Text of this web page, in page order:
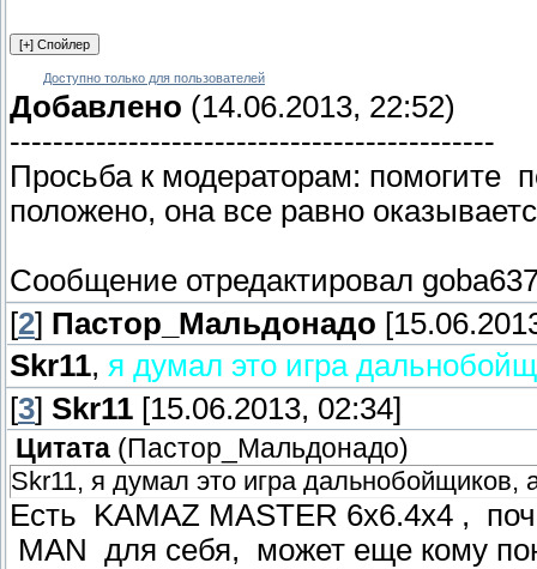
Доступно только для пользователей
Добавлено (14.06.2013, 22:52)
---------------------------------------------
Просьба к модераторам: помогите
положено, она все равно
Сообщение отредактировал
[2] Пастор_Мальдонадо
Skr11, я думал это игра
[3] Skr11 [15.06.2013, 02:34]
Цитата ( Пастор_Мальдонадо)
Skr11, я думал это игра дальнобойщиков,
Есть KAMAZ MASTER 6x6.4x4 ,
MAN для себя, может еще кому